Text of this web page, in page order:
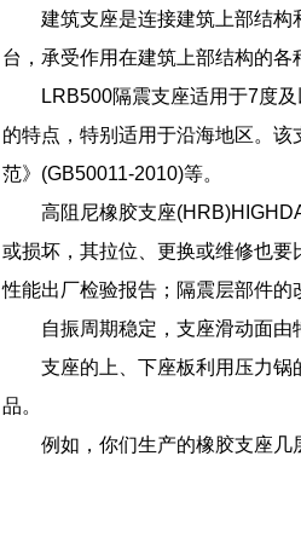
建筑支座是连接建筑上部结
台，承受作用在建筑上部结构的各
LRB500隔震支座适用于7度
的特点，特别适用于沿海地区。
范》(GB50011-2010)等。
高阻尼橡胶支座
或损坏，其拉位、更换或维修也
性能出厂检验报告；隔震层部件的
自振周期稳定，支座滑动面由
支座的上、下座板利用压力
品。
例如，你们生产的橡胶支座几